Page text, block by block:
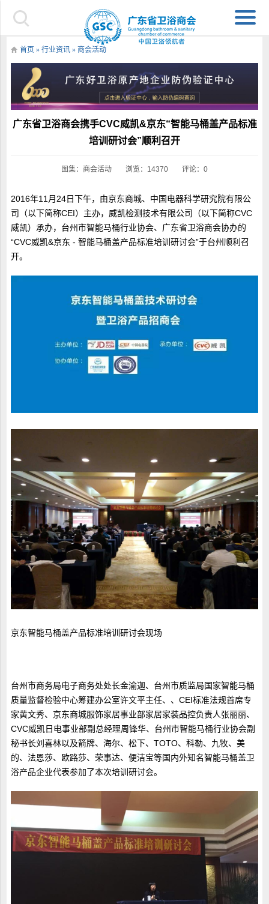
首页 » 行业资讯» 商会活动
广东省卫浴商会携手CVC威凯&京东“智能马桶盖产品标准
培训研讨会”顺利召开
图集： 商会活动 浏览：14370 评论：0
2016年11月24日下午，由京东商城、中国电器科学研究院有限公
司（以下简称CEI）主办，威凯检测技术有限公司（以下简称CVC
威凯）承办，台州市智能马桶行业协会、广东省卫浴商会协办的
“CVC威凯&京东 - 智能马桶盖产品标准培训研讨会”于台州顺利召
开。
京东智能马桶盖产品标准培训研讨会现场
台州市商务局电子商务处处长金渝迦、台州市质监局国家智能马桶
质量监督检验中心筹建办公室许文平主任、、CEI标准法规首席专
家黄文秀、京东商城服饰家居事业部家居家装品控负责人张丽丽、
CVC威凯日电事业部副总经理周锋华、台州市智能马桶行业协会副
秘书长刘喜林以及箭牌、海尔、松下、TOTO、科勒、九牧、美
的、法恩莎、欧路莎、荣事达、便洁宝等国内外知名智能马桶盖卫
浴产品企业代表参加了本次培训研讨会。